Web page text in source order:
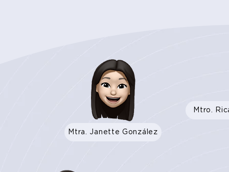
Mtra. Janette González
Mtro.